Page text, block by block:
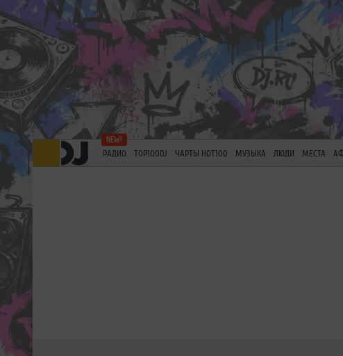
РАДИО TOP100DJ ЧАРТЫ HOT100 МУЗЫКА ЛЮДИ МЕСТА